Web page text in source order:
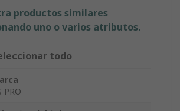
productos similares
uno o varios atributos.
todo
PRO